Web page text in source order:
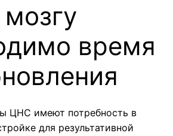
время
ЦНС имеют потребность в
для результативной